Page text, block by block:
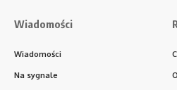
Wiadomości
Wiadomości
Na sygnale